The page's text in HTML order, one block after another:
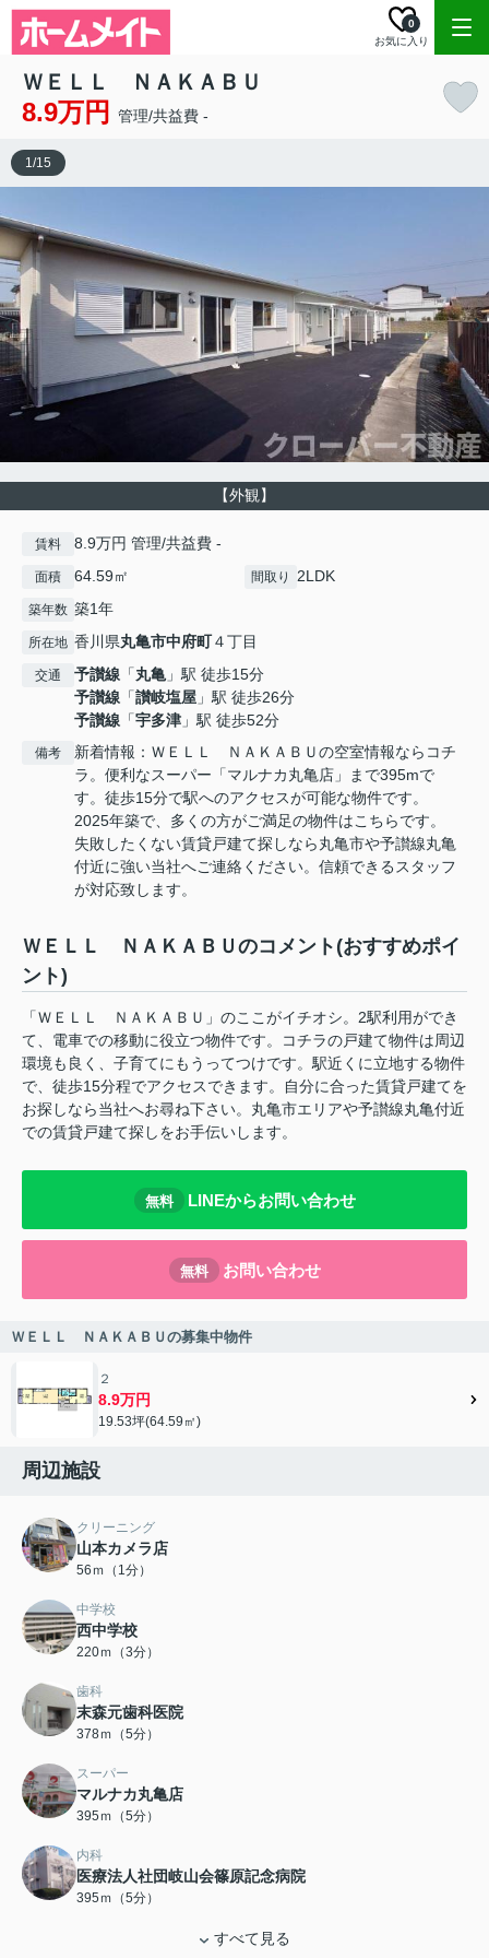
お気に入り
0
ＷＥＬＬ ＮＡＫＡＢＵ
8.9万円 管理/共益費 -
【外観】
1/15
賃料 8.9万円 管理/共益費 -
面積 64.59㎡ 間取り 2LDK
築年数 築1年
所在地 香川県丸亀市中府町４丁目
交通 予讃線 「丸亀」駅 徒歩15分
予讃線 「讃岐塩屋 」駅 徒歩26分
予讃線 「宇多津 」駅 徒歩52分
備考
新着情報：ＷＥＬＬ ＮＡＫＡＢＵの空室情報ならコチ
ラ。便利なスーパー「マルナカ丸亀店」まで395mで
す。徒歩15分で駅へのアクセスが可能な物件です。
2025年築で、多くの方がご満足の物件はこちらです。
失敗したくない賃貸戸建て探しなら丸亀市や予讃線丸亀
付近に強い当社へご連絡ください。信頼できるスタッフ
が対応致します。
ＷＥＬＬ ＮＡＫＡＢＵのコメント(おすすめポイ
ント)
「ＷＥＬＬ ＮＡＫＡＢＵ」のここがイチオシ。2駅利用ができ
て、電車での移動に役立つ物件です。コチラの戸建て物件は周辺
環境も良く、子育てにもうってつけです。駅近くに立地する物件
で、徒歩15分程でアクセスできます。自分に合った賃貸戸建てを
お探しなら当社へお尋ね下さい。丸亀市エリアや予讃線丸亀付近
での賃貸戸建て探しをお手伝いします。
無料 LINEからお問い合わせ
無料 お問い合わせ
ＷＥＬＬ ＮＡＫＡＢＵの募集中物件
２
8.9万円
19.53坪(64.59㎡)
周辺施設
クリーニング
山本カメラ店
56ｍ（1分）
中学校
西中学校
220ｍ（3分）
歯科
末森元歯科医院
378ｍ（5分）
スーパー
マルナカ丸亀店
395ｍ（5分）
内科
医療法人社団岐山会篠原記念病院
395ｍ（5分）
すべて見る